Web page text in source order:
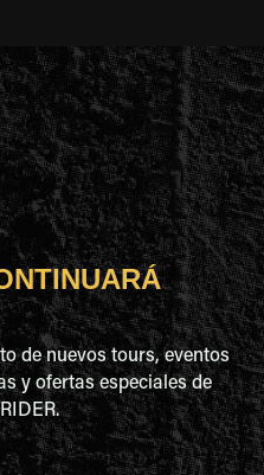
de nuevos tours, eventos
y ofertas especiales de